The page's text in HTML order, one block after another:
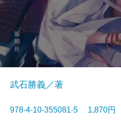
武石勝義／著
978-4-10-355081-5 1,870円